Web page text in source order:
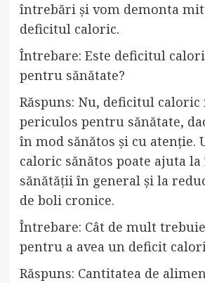
întrebări și vom demonta
deficitul caloric.
Întrebare: Este deficitul
pentru sănătate?
Răspuns: Nu, deficitul caloric
periculos pentru sănătate,
în mod sănătos și cu atenție.
caloric sănătos poate ajuta
sănătății în general și la
de boli cronice.
Întrebare: Cât de mult
pentru a avea un deficit
Răspuns: Cantitatea de